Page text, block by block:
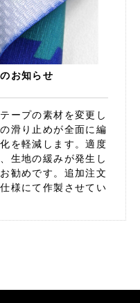
お知らせ
ープの素材を変更し
滑り止めが全面に編
を軽減します。適度
生地の緩みが発生し
勧めです。追加注文
様にて作製させてい